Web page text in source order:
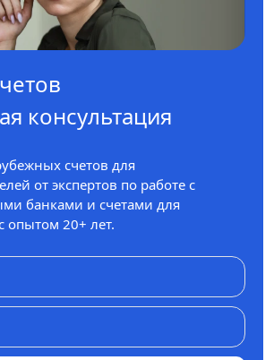
консультация
счетов для
от экспертов по работе с
банками и счетами для
опытом 20+ лет.